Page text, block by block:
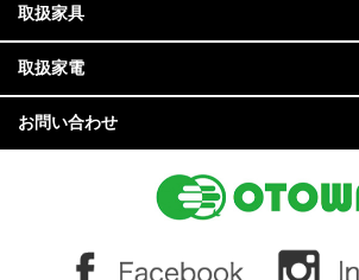
取扱家具
取扱家電
お問い合わせ